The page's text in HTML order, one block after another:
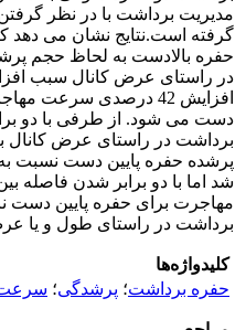
مدیریت برداشت با در نظر
گرفته است.نتایج نشان می دهد
حفره بالادست به لحاظ حجم
افزایش 42 درصدی
دست می شود. از طرفی با دو
پرشده حفره پایین دست نسبت
شد اما با دو برابر شدن فاصله
برداشت در راستای طول و یا
کلیدواژه‌ها
حفره برداشت؛ پرشدگی؛